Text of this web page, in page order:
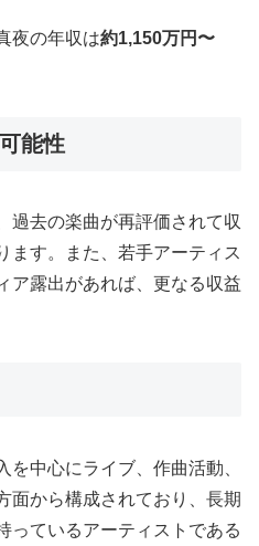
夜の年収は約1,150万円〜
能性
過去の楽曲が再評価されて収
ます。また、若手アーティス
ア露出があれば、更なる収益
を中心にライブ、作曲活動、
面から構成されており、長期
っているアーティストである